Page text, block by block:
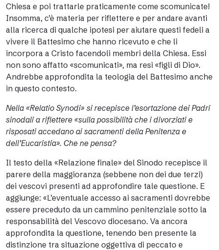
Chiesa e poi trattarle praticamente come scomunicate!
Insomma, c’è materia per riflettere e per andare avanti
alla ricerca di qualche ipotesi per aiutare questi fedeli a
vivere il Battesimo che hanno ricevuto e che li
incorpora a Cristo facendoli membri della Chiesa. Essi
non sono affatto «scomunicati», ma resi «figli di Dio».
Andrebbe approfondita la teologia del Battesimo anche
in questo contesto.
Nella «Relatio Synodi» si recepisce l’esortazione dei Padri
sinodali a riflettere «sulla possibilità che i divorziati e
risposati accedano ai sacramenti della Penitenza e
dell’Eucaristia». Che ne pensa?
Il testo della «Relazione finale» del Sinodo recepisce il
parere della maggioranza (sebbene non dei due terzi)
dei vescovi presenti ad approfondire tale questione. E
aggiunge: «L’eventuale accesso ai sacramenti dovrebbe
essere preceduto da un cammino penitenziale sotto la
responsabilità del Vescovo diocesano. Va ancora
approfondita la questione, tenendo ben presente la
distinzione tra situazione oggettiva di peccato e